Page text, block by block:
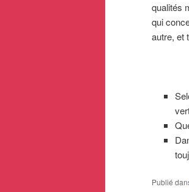
qualités
qui
autre, et
Publié